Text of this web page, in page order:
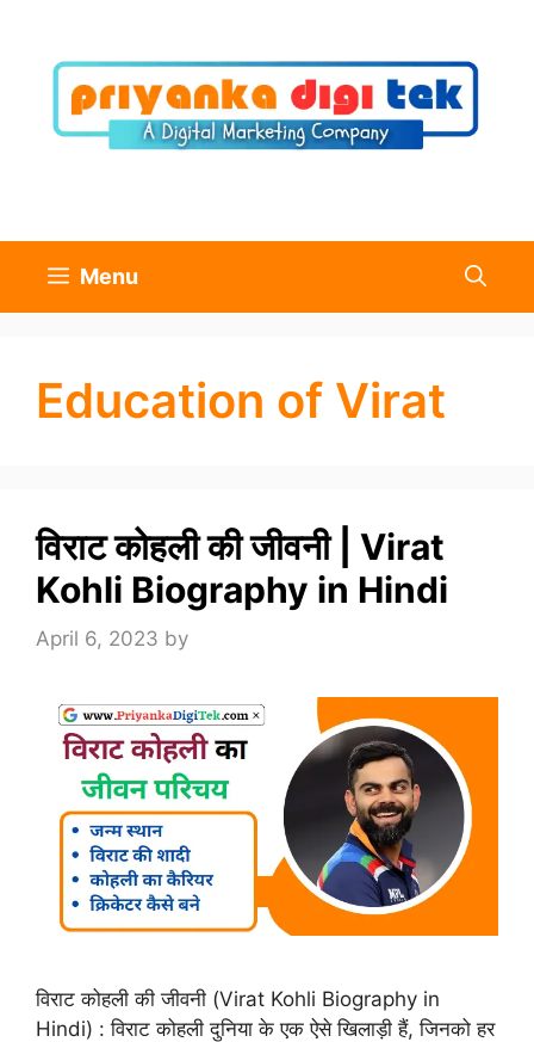
content
Menu
Education of Virat
विराट कोहली की जीवनी | Virat
Kohli Biography in Hindi
April 6, 2023 by
विराट कोहली की जीवनी (Virat Kohli Biography in
Hindi) : विराट कोहली दुनिया के एक ऐसे खिलाड़ी हैं, जिनको हर